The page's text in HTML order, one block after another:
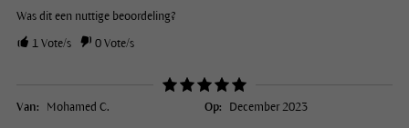
Was dit een nuttige beoordeling?
1Vote/s 0Vote/s
Van: Mohamed C. Op: December 2023